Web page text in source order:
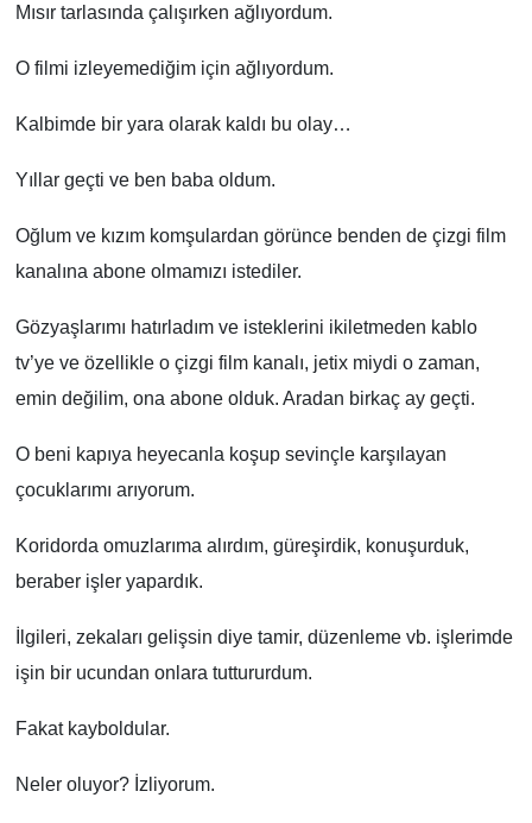
Mısır tarlasında çalışırken ağlıyordum.
O filmi izleyemediğim için ağlıyordum.
Kalbimde bir yara olarak kaldı bu olay…
Yıllar geçti ve ben baba oldum.
Oğlum ve kızım komşulardan görünce benden de çizgi film
kanalına abone olmamızı istediler.
Gözyaşlarımı hatırladım ve isteklerini ikiletmeden kablo
tv’ye ve özellikle o çizgi film kanalı, jetix miydi o zaman,
emin değilim, ona abone olduk. Aradan birkaç ay geçti.
O beni kapıya heyecanla koşup sevinçle karşılayan
çocuklarımı arıyorum.
Koridorda omuzlarıma alırdım, güreşirdik, konuşurduk,
beraber işler yapardık.
İlgileri, zekaları gelişsin diye tamir, düzenleme vb. işlerimde
işin bir ucundan onlara tuttururdum.
Fakat kayboldular.
Neler oluyor? İzliyorum.